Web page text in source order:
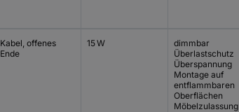
Kabel, offenes
Ende
15 W
dimmbar
Überlastschutz
Überspannung
Montage auf
entflammbaren
Oberflächen
Möbelzulassung